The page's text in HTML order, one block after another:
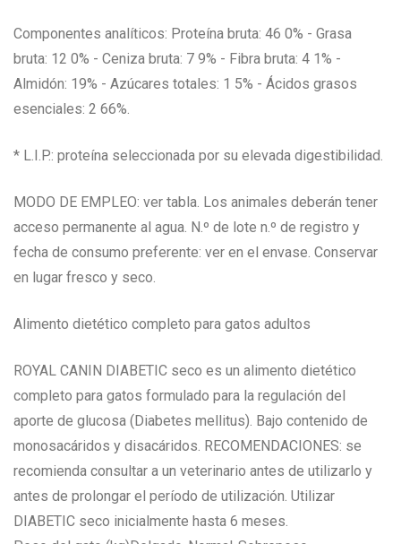
Componentes analíticos: Proteína bruta: 46 0% - Grasa
bruta: 12 0% - Ceniza bruta: 7 9% - Fibra bruta: 4 1% -
Almidón: 19% - Azúcares totales: 1 5% - Ácidos grasos
esenciales: 2 66%.
* L.I.P.: proteína seleccionada por su elevada digestibilidad.
MODO DE EMPLEO: ver tabla. Los animales deberán tener
acceso permanente al agua. N.º de lote n.º de registro y
fecha de consumo preferente: ver en el envase. Conservar
en lugar fresco y seco.
Alimento dietético completo para gatos adultos
ROYAL CANIN DIABETIC seco es un alimento dietético
completo para gatos formulado para la regulación del
aporte de glucosa (Diabetes mellitus). Bajo contenido de
monosacáridos y disacáridos. RECOMENDACIONES: se
recomienda consultar a un veterinario antes de utilizarlo y
antes de prolongar el período de utilización. Utilizar
DIABETIC seco inicialmente hasta 6 meses.